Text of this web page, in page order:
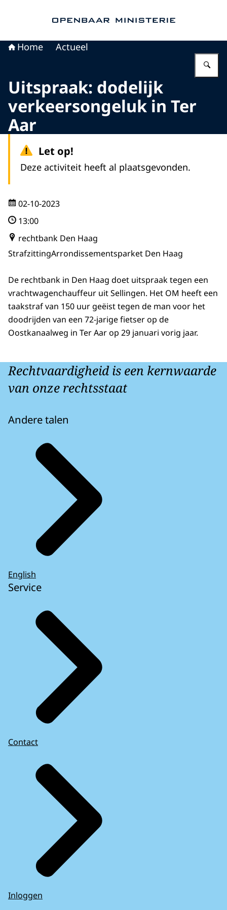
Home Actueel
Uitspraak: dodelijk
verkeersongeluk in Ter
Aar
Let op!
Deze activiteit heeft al plaatsgevonden.
02-10-2023
13:00
rechtbank Den Haag
StrafzittingArrondissementsparket Den Haag
De rechtbank in Den Haag doet uitspraak tegen een
vrachtwagenchauffeur uit Sellingen. Het OM heeft een
taakstraf van 150 uur geëist tegen de man voor het
doodrijden van een 72-jarige fietser op de
Oostkanaalweg in Ter Aar op 29 januari vorig jaar.
Rechtvaardigheid is een kernwaarde
van onze rechtsstaat
Andere talen
English
Service
Contact
Inloggen